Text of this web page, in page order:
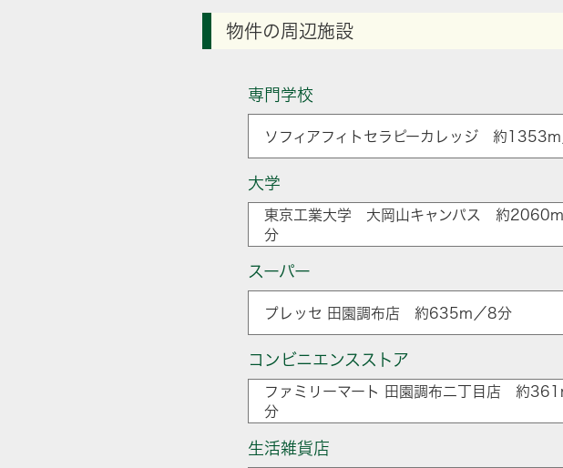
物件の周辺施設
専門学校
ソフィアフィトセラピーカレッジ 約
大学
東京工業大学 大岡山キャンパス 約
分
スーパー
プレッセ 田園調布店 約635m／8分
コンビニエンスストア
ファミリーマート 田園調布二丁目店 約
分
生活雑貨店